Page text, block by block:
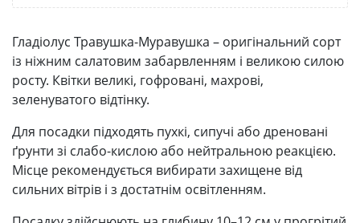
Гладіолус Травушка-Муравушка – оригінальний сорт
із ніжним салатовим забарвленням і великою силою
росту. Квітки великі, гофровані, махрові,
зеленуватого відтінку.
Для посадки підходять пухкі, сипучі або дреновані
ґрунти зі слабо-кислою або нейтральною реакцією.
Місце рекомендується вибирати захищене від
сильних вітрів і з достатнім освітленням.